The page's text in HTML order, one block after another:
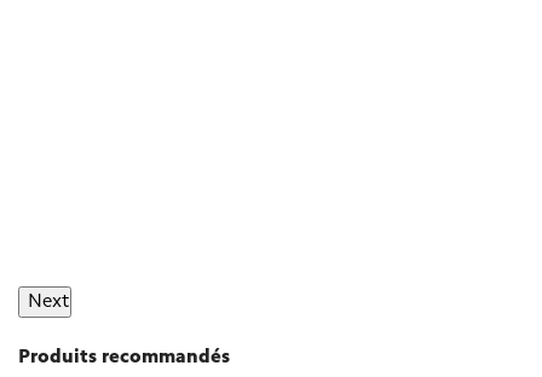
Next
Produits recommandés